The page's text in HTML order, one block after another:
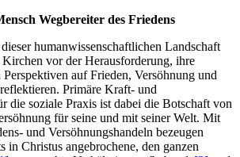
Wegbereiter des Friedens
humanwissenschaftlichen Landschaft
vor der Herausforderung, ihre
auf Frieden, Versöhnung und
Primäre Kraft- und
die soziale Praxis ist dabei die Botschaft von
für seine und mit seiner Welt. Mit
und Versöhnungshandeln bezeugen
in Christus angebrochene, den ganzen